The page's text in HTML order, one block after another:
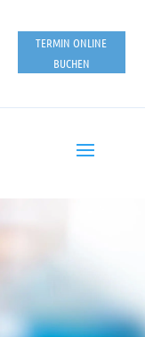
TERMIN ONLINE
BUCHEN